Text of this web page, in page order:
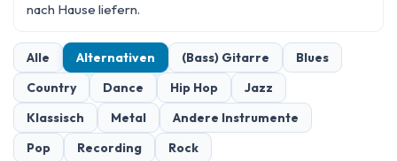
nach Hause liefern.
Alle Alternativen (Bass) Gitarre
Blues
Country
Dance Hip Hop
Jazz
Klassisch
Metal
Andere Instrumente
Pop
Recording Rock